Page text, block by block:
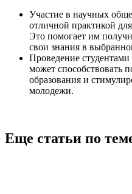
Участие в научных
отличной практикой
Это помогает им
свои знания в
Проведение
может способствовать
образования и
молодежи.
Еще статьи по